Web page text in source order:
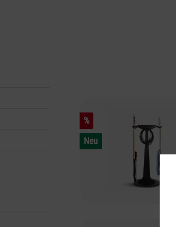
%
Neu